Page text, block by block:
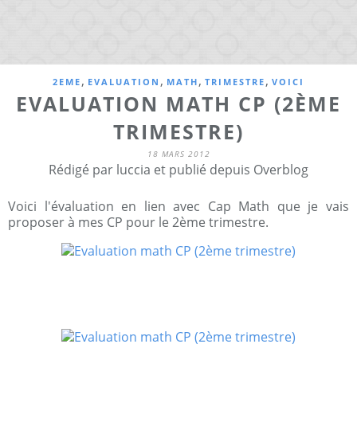
2EME , EVALUATION , MATH , TRIMESTRE , VOICI
EVALUATION MATH CP (2ÈME
TRIMESTRE)
18 MARS 2012
Rédigé par luccia et publié depuis Overblog
Voici l'évaluation en lien avec Cap Math que je vais
proposer à mes CP pour le 2ème trimestre.